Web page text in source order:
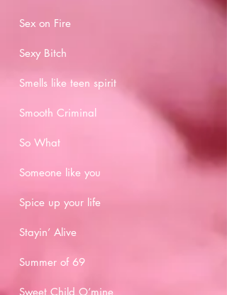
Sex on Fire
Sexy Bitch
Smells like teen spirit
Smooth Criminal
So What
Someone like you
Spice up your life
Stayin’ Alive
Summer of 69
Sweet Child O’mine